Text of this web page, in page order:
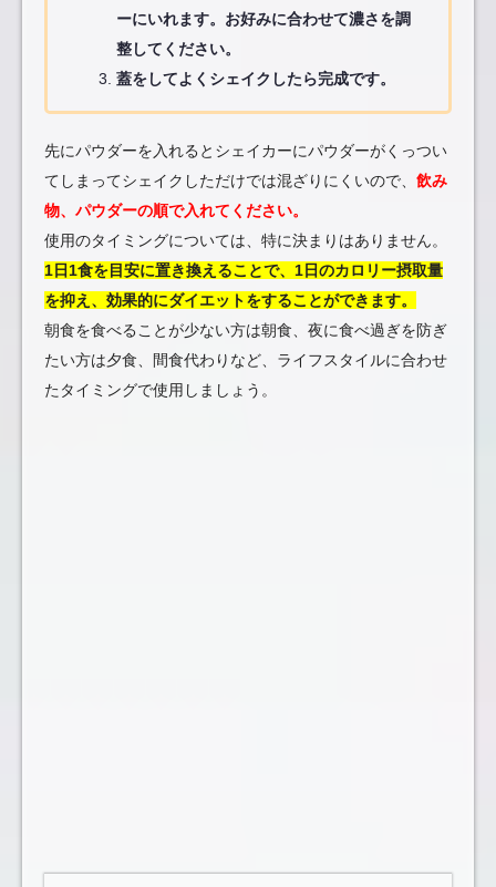
ーにいれます。お好みに合わせて濃さを調
整してください。
蓋をしてよくシェイクしたら完成です。
先にパウダーを入れるとシェイカーにパウダーがくっつい
てしまってシェイクしただけでは混ざりにくいので、 飲み
物、パウダーの順で入れてください。
使用のタイミングについては、特に決まりはありません。
1日1食を目安に置き換えることで、1日のカロリー摂取量
を抑え、効果的にダイエットをすることができます。
朝食を食べることが少ない方は朝食、夜に食べ過ぎを防ぎ
たい方は夕食、間食代わりなど、ライフスタイルに合わせ
たタイミングで使用しましょう。